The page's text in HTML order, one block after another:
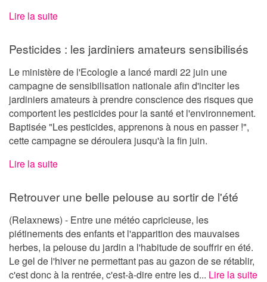
Lire la suite
Pesticides : les jardiniers amateurs sensibilisés
Le ministère de l'Ecologie a lancé mardi 22 juin une
campagne de sensibilisation nationale afin d'inciter les
jardiniers amateurs à prendre conscience des risques que
comportent les pesticides pour la santé et l'environnement.
Baptisée "Les pesticides, apprenons à nous en passer !",
cette campagne se déroulera jusqu'à la fin juin.
Lire la suite
Retrouver une belle pelouse au sortir de l'été
(Relaxnews) - Entre une météo capricieuse, les
piétinements des enfants et l'apparition des mauvaises
herbes, la pelouse du jardin a l'habitude de souffrir en été.
Le gel de l'hiver ne permettant pas au gazon de se rétablir,
c'est donc à la rentrée, c'est-à-dire entre les d... Lire la suite